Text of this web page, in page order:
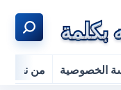
الخصوصية من نحن